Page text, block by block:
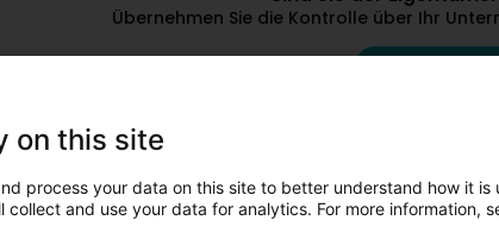
Übernehmen Sie die Kontrolle über Ihr
D'autres professionnels
on this site
process your data on this site to better understand how it is
collect and use your data for analytics. For more information,